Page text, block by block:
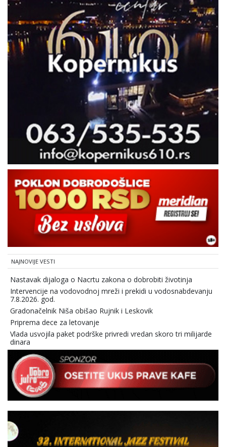
NAJNOVIJE VESTI
Nastavak dijaloga o Nacrtu zakona o dobrobiti životinja
Intervencije na vodovodnoj mreži i prekidi u vodosnabdevanju
7.8.2026. god.
Gradonačelnik Niša obišao Rujnik i Leskovik
Priprema dece za letovanje
Vlada usvojila paket podrške privredi vredan skoro tri milijarde
dinara